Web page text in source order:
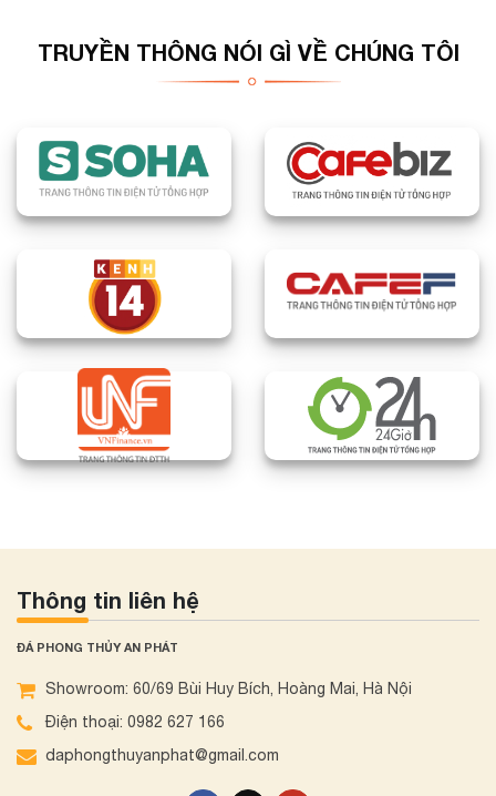
TRUYỀN THÔNG NÓI GÌ VỀ CHÚNG TÔI
Thông tin liên hệ
ĐÁ PHONG THỦY AN PHÁT
Showroom: 60/69 Bùi Huy Bích, Hoàng Mai, Hà Nội
Điện thoại: 0982 627 166
daphongthuyanphat@gmail.com